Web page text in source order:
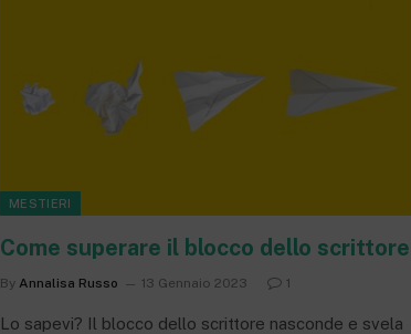
MESTIERI
Come superare il blocco dello scrittore
By Annalisa Russo 13 Gennaio 2023 1
Lo sapevi? Il blocco dello scrittore nasconde e svela